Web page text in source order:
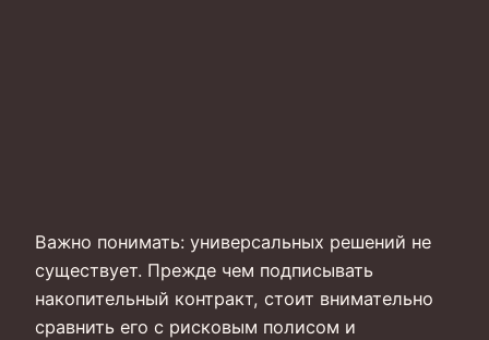
Важно понимать: универсальных решений не
существует. Прежде чем подписывать
накопительный контракт, стоит внимательно
сравнить его с рисковым полисом и